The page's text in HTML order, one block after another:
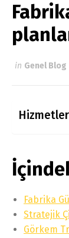
in Genel Blog
Fabrika
Stratejik
Görkem